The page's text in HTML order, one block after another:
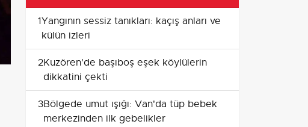
1Yangının sessiz tanıkları: kaçış anları ve
külün izleri
2Kuzören'de başıboş eşek köylülerin
dikkatini çekti
3Bölgede umut ışığı: Van'da tüp bebek
merkezinden ilk gebelikler